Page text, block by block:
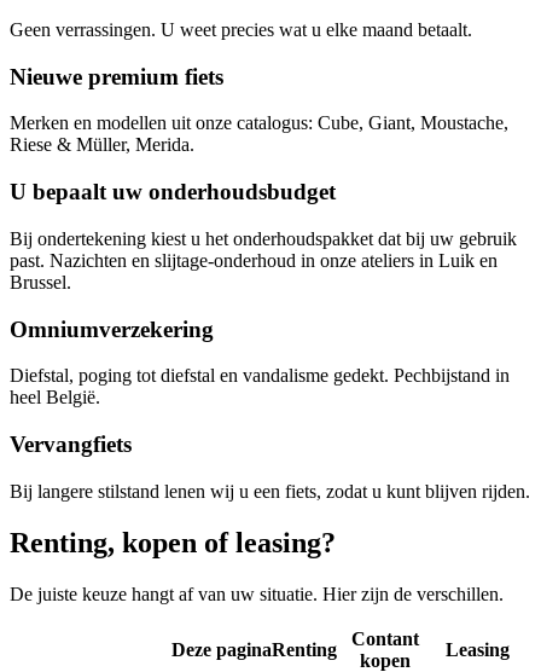
Geen verrassingen. U weet precies wat u elke maand betaalt.
Nieuwe premium fiets
Merken en modellen uit onze catalogus: Cube, Giant, Moustache,
Riese & Müller, Merida.
U bepaalt uw onderhoudsbudget
Bij ondertekening kiest u het onderhoudspakket dat bij uw gebruik
past. Nazichten en slijtage-onderhoud in onze ateliers in Luik en
Brussel.
Omniumverzekering
Diefstal, poging tot diefstal en vandalisme gedekt. Pechbijstand in
heel België.
Vervangfiets
Bij langere stilstand lenen wij u een fiets, zodat u kunt blijven rijden.
Renting, kopen of leasing?
De juiste keuze hangt af van uw situatie. Hier zijn de verschillen.
Deze paginaRenting
Contant
kopen
Leasing